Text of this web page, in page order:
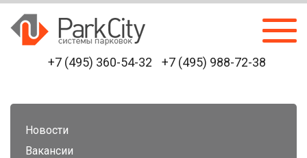
+7 (495) 360-54-32 +7 (495) 988-72-38
Новости
Вакансии